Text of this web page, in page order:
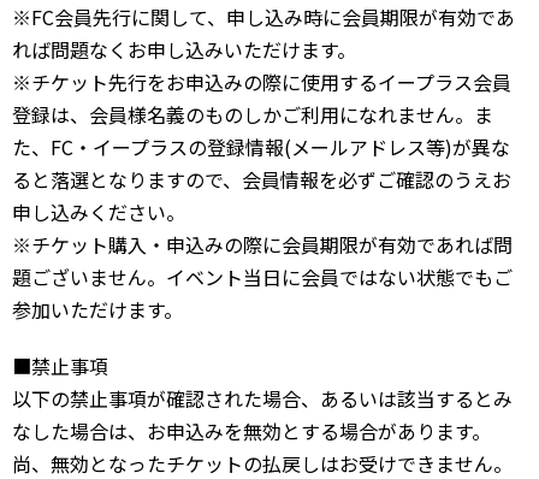
※FC会員先行に関して、申し込み時に会員期限が有効であ
れば問題なくお申し込みいただけます。
※チケット先行をお申込みの際に使用するイープラス会員
登録は、会員様名義のものしかご利用になれません。ま
た、FC・イープラスの登録情報(メールアドレス等)が異な
ると落選となりますので、会員情報を必ずご確認のうえお
申し込みください。
※チケット購入・申込みの際に会員期限が有効であれば問
題ございません。イベント当日に会員ではない状態でもご
参加いただけます。
■禁止事項
以下の禁止事項が確認された場合、あるいは該当するとみ
なした場合は、お申込みを無効とする場合があります。
尚、無効となったチケットの払戻しはお受けできません。